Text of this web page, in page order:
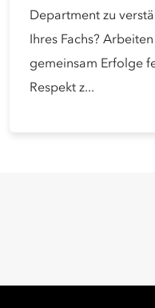
Department zu
Ihres Fachs?
gemeinsam Erfolge
Respekt z...